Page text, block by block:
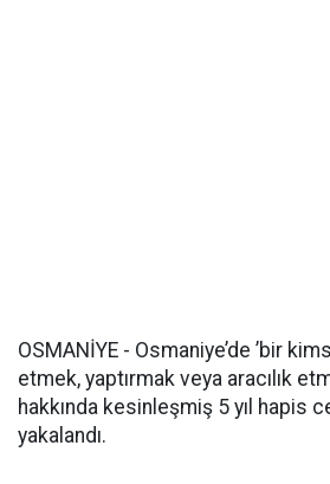
OSMANİYE - Osmaniye’de ’bir
etmek, yaptırmak veya aracılık
hakkında kesinleşmiş 5 yıl hapis
yakalandı.